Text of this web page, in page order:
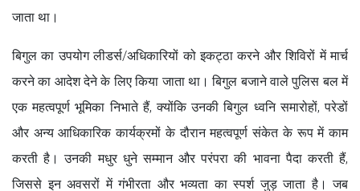
जाता था।
बिगुल का उपयोग लीडर्स/अधिकारियों को इकट्ठा करने और शिविरों में मार्च
करने का आदेश देने के लिए किया जाता था। बिगुल बजाने वाले पुलिस बल में
एक महत्वपूर्ण भूमिका निभाते हैं, क्योंकि उनकी बिगुल ध्वनि समारोहों, परेडों
और अन्य आधिकारिक कार्यक्रमों के दौरान महत्वपूर्ण संकेत के रूप में काम
करती है। उनकी मधुर धुने सम्मान और परंपरा की भावना पैदा करती हैं,
जिससे इन अवसरों में गंभीरता और भव्यता का स्पर्श जुड़ जाता है। जब